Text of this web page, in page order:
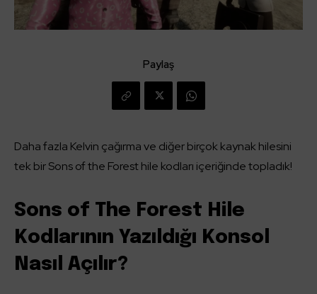
Paylaş
Daha fazla Kelvin çağırma ve diğer birçok kaynak hilesini
tek bir Sons of the Forest hile kodları içeriğinde topladık!
Sons of The Forest Hile
Kodlarının Yazıldığı Konsol
Nasıl Açılır?